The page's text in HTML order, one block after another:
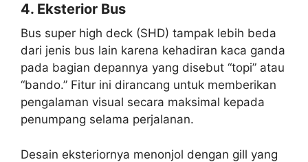
4. Eksterior Bus
Bus super high deck (SHD) tampak lebih beda
dari jenis bus lain karena kehadiran kaca ganda
pada bagian depannya yang disebut “topi” atau
“bando.” Fitur ini dirancang untuk memberikan
pengalaman visual secara maksimal kepada
penumpang selama perjalanan.
Desain eksteriornya menonjol dengan gill yang